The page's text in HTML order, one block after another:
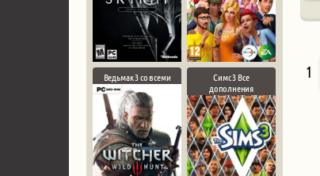
Ведьмак 3 со всеми
Симс 3 Все
дополнения
1